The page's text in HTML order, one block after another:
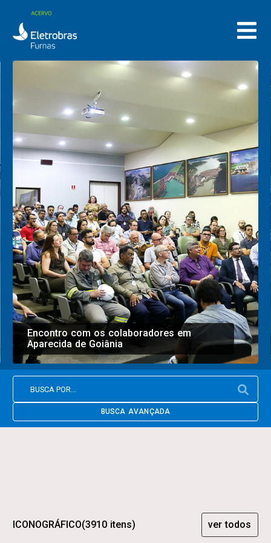
Encontro com os colaboradores em
Aparecida de Goiânia
BUSCA AVANÇADA
ICONOGRÁFICO(3910 itens) ver todos